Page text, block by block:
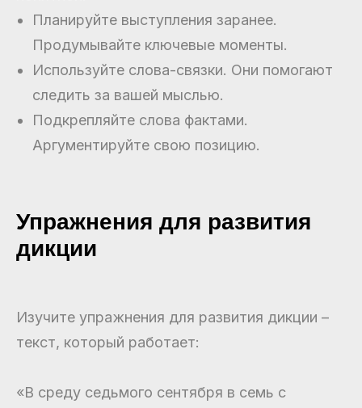
Планируйте выступления заранее.
Продумывайте ключевые моменты.
Используйте слова-связки. Они помогают
следить за вашей мыслью.
Подкрепляйте слова фактами.
Аргументируйте свою позицию.
Упражнения для развития
дикции
Изучите упражнения для развития дикции –
текст, который работает:
«В среду седьмого сентября в семь с